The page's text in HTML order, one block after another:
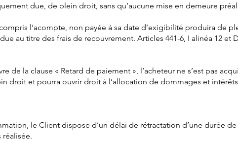
due, de plein droit, sans qu’aucune mise en demeure
l’acompte, non payée à sa date d’exigibilité produira de
au titre des frais de recouvrement. Articles 441-6, I alinéa 12 et
de la clause « Retard de paiement », l’acheteur ne s’est pas
droit et pourra ouvrir droit à l’allocation de dommages et
le Client dispose d’un délai de rétractation d’une durée de
réalisée.